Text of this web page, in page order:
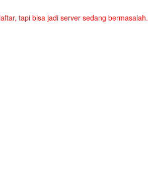
tapi bisa jadi server sedang bermasalah.